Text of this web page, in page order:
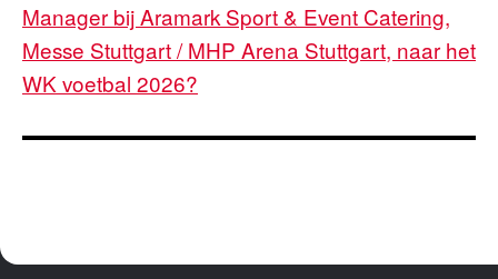
Manager bij Aramark Sport & Event Catering,
Messe Stuttgart / MHP Arena Stuttgart, naar het
WK voetbal 2026?